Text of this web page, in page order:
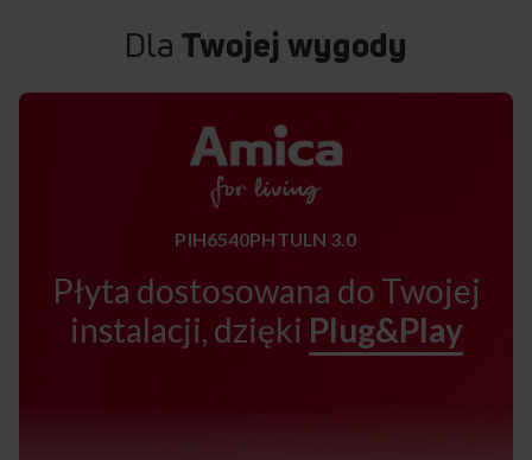
Dla Twojej wygody
PIH6540PHTULN 3.0
Płyta dostosowana do Twojej
instalacji, dzięki Plug&Play